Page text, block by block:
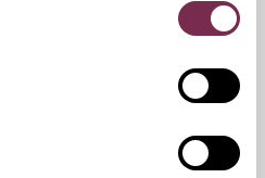
(se montabili sui cerchi in
qualora fosse possibile, con